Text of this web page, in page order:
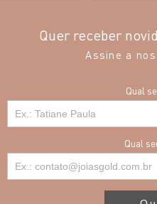
Quer receber
Assine a
Qual
Qual